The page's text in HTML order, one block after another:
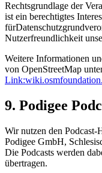
Rechtsgrundlage der
ist ein berechtigtes
für
Nutzerfreundlichkeit
Weitere Informationen
von OpenStreetMap
Link:
9. Podigee
Wir nutzen den Podcast-
Podigee GmbH,
Die Podcasts werden
übertragen.